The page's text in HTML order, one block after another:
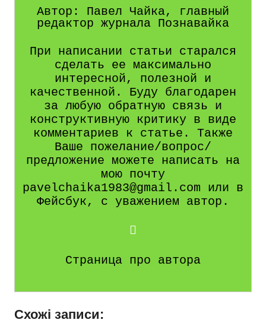
Автор: Павел Чайка, главный
редактор журнала Познавайка
При написании статьи старался
сделать ее максимально
интересной, полезной и
качественной. Буду благодарен
за любую обратную связь и
конструктивную критику в виде
комментариев к статье. Также
Ваше пожелание/вопрос/
предложение можете написать на
мою почту
pavelchaika1983@gmail.com или в
Фейсбук, с уважением автор.
Страница про автора
Схожі записи: